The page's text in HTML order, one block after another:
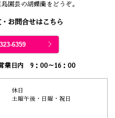
園芸の胡蝶蘭をどうぞ。
お問合せはこちら
6359
業日内 9：00～16：00
休日
土曜午後・日曜・祝日